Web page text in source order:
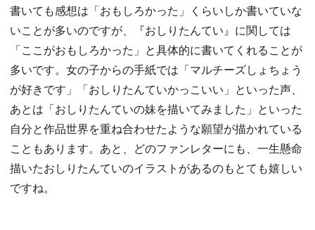
書いても感想は「おもしろかった」くらいしか書いていな
いことが多いのですが、『おしりたんてい』に関しては
「ここがおもしろかった」と具体的に書いてくれることが
多いです。女の子からの手紙では「マルチーズしょちょう
が好きです」「おしりたんていかっこいい」といった声、
あとは「おしりたんていの妹を描いてみました」といった
自分と作品世界を重ね合わせたような願望が描かれている
こともあります。あと、どのファンレターにも、一生懸命
描いたおしりたんていのイラストがあるのもとても嬉しい
ですね。